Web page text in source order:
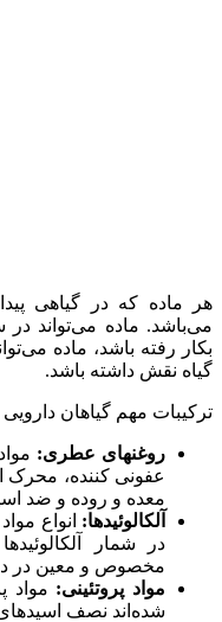
هر ماده که در گیاهی
می‌باشد. ماده می‌تواند در
بکار رفته باشد، ماده
گیاه نقش داشته باشد.
ترکیبات مهم گیاهان دارویی
روغنهای عطری:
عفونی کننده، محرک
معده و روده و ضد
آلکالوئیدها: انواع
در شمار
مخصوص و معین در
مواد پروتئینی: مواد
شده‌اند نصف اسیدهای